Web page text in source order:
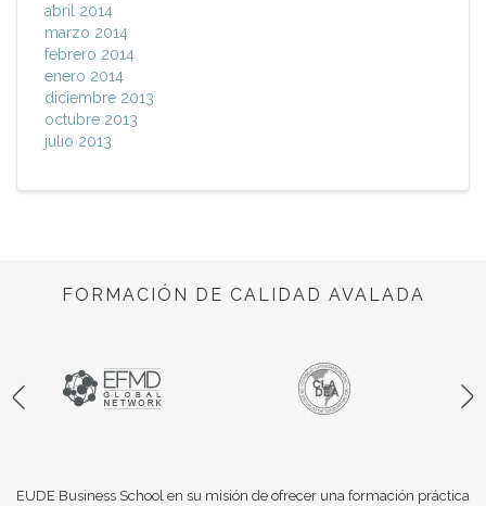
abril 2014
marzo 2014
febrero 2014
enero 2014
diciembre 2013
octubre 2013
julio 2013
FORMACIÓN DE CALIDAD AVALADA
EUDE Business School en su misión de ofrecer una formación práctica